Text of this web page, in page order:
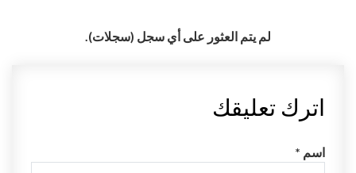
لم يتم العثور على أي سجل (سجلات).
اترك تعليقك
اسم *